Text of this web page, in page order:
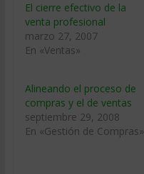
El cierre efectivo de la
venta profesional
marzo 27, 2007
En «Ventas»
Alineando el proceso de
compras y el de ventas
septiembre 29, 2008
En «Gestión de Compras»